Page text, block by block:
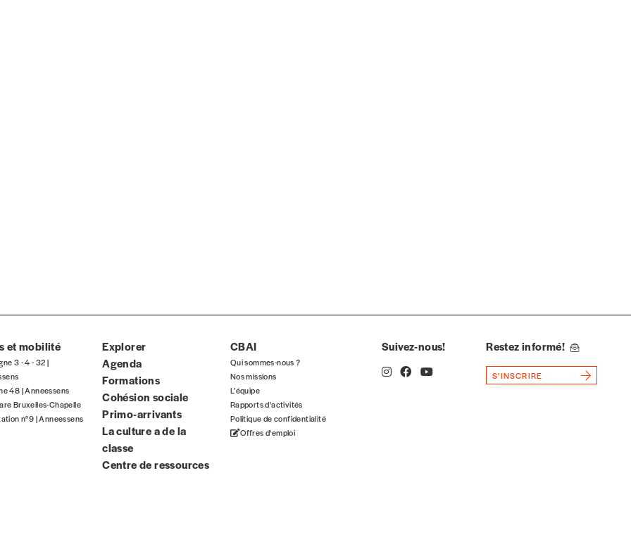
Localité
et mobilité
3 - 4 - 32 |
48 | Anneessens
Bruxelles-Chapelle
n°9 | Anneessens
Explorer
Agenda
Formations
Cohésion sociale
Primo-arrivants
La culture a de la
classe
Centre de ressources
CBAI
Qui sommes-nous ?
Nos missions
L’équipe
Rapports d'activités
Politique de confidentialité
Offres d'emploi
Suivez-nous! Restez informé!
S'INSCRIRE